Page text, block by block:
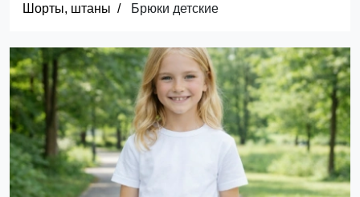
Шорты, штаны
Брюки детские